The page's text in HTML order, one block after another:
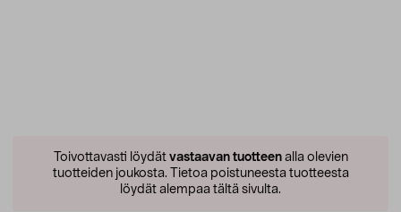
Toivottavasti löydät vastaavan tuotteenalla olevien
tuotteiden joukosta. Tietoa poistuneesta tuotteesta
löydät alempaa tältä sivulta.